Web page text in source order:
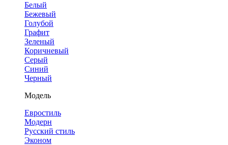
Белый
Бежевый
Голубой
Графит
Зеленый
Коричневый
Серый
Синий
Черный
Модель
Евростиль
Модерн
Русский стиль
Эконом